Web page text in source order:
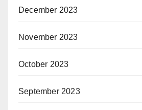
December 2023
November 2023
October 2023
September 2023